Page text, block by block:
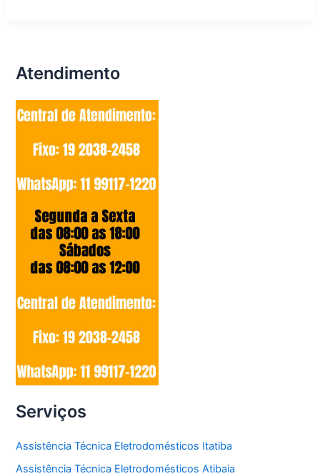
Atendimento
Serviços
Assistência Técnica Eletrodomésticos Itatiba
Assistência Técnica Eletrodomésticos Atibaia